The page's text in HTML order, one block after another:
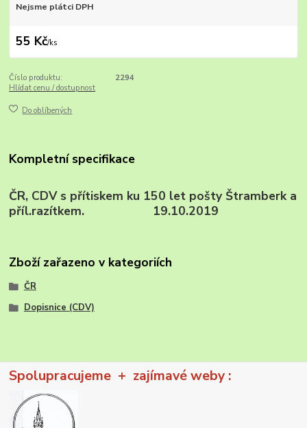
Nejsme plátci DPH
55 Kč/ks
Číslo produktu:
2294
Hlídat cenu / dostupnost
Do oblíbených
Kompletní specifikace
ČR, CDV s přítiskem ku 150 let pošty Štramberk a
příl.razítkem. 19.10.2019
Zboží zařazeno v kategoriích
ČR
Dopisnice (CDV)
Spolupracujeme + zajímavé weby :